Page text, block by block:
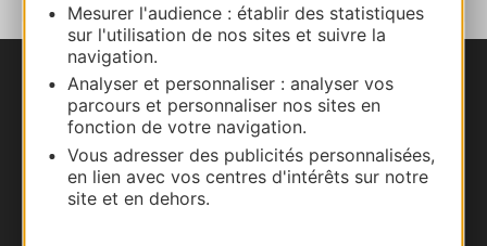
Mesurer l'audience : établir des statistiques
sur l'utilisation de nos sites et suivre la
navigation.
Analyser et personnaliser : analyser vos
parcours et personnaliser nos sites en
fonction de votre navigation.
Vous adresser des publicités personnalisées,
en lien avec vos centres d'intérêts sur notre
site et en dehors.
Nous contacter
Carte interactive
Documentation